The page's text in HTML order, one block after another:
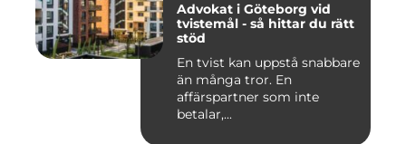
Advokat i Göteborg vid
tvistemål - så hittar du rätt
stöd
En tvist kan uppstå snabbare
än många tror. En
affärspartner som inte
betalar,...